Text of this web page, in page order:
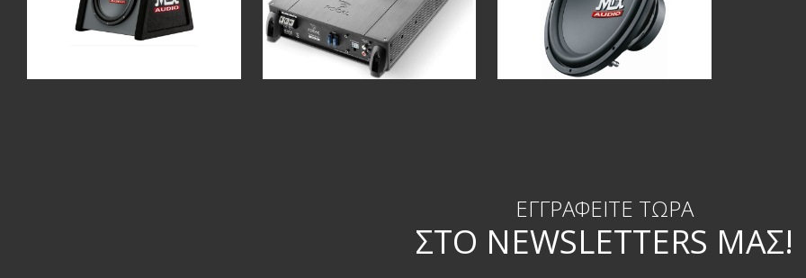
ΕΓΓΡΑΦΕΊΤΕ ΤΏΡΑ
ΣΤΟ NEWSLETTERS ΜΑΣ!